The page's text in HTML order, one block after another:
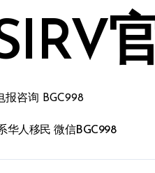
报咨询 BGC998
华人移民 微信BGC998